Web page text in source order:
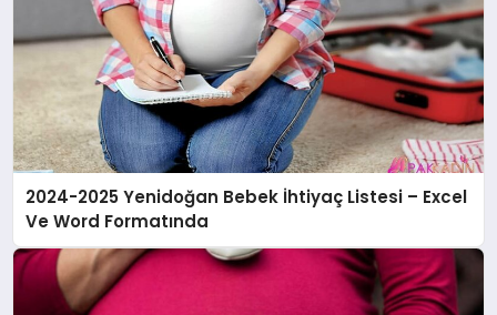
2024-2025 Yenidoğan Bebek İhtiyaç Listesi – Excel
Ve Word Formatında